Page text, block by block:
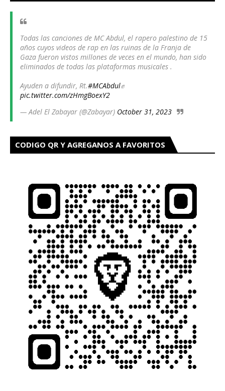
Todas las canciones de MC Abdul, el rapero palestino de 15
años cuyos videos de rap en las ruinas de la Franja de
Gaza fueron vistos millones de veces en el mundo, han sido
eliminados de todas las plataformas musicales .
Ayuden a difundir, Rt.#MCAbdul✊
pic.twitter.com/zHmgBoexY2
— Adel El Zabayar (@Zabayar) October 31, 2023
CODIGO QR Y AGREGANOS A FAVORITOS